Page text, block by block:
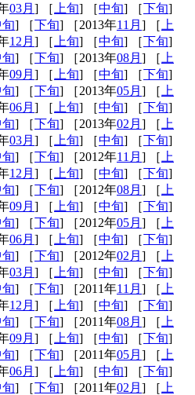
03月 ] ［ 上旬] ［中旬] ［下旬]
] ［下旬] ［2013年11月 ] ［ 上
12月 ] ［ 上旬] ［中旬] ［下旬]
] ［下旬] ［2013年08月 ] ［ 上
09月 ] ［ 上旬] ［中旬] ［下旬]
] ［下旬] ［2013年05月 ] ［ 上
06月 ] ［ 上旬] ［中旬] ［下旬]
] ［下旬] ［2013年02月 ] ［ 上
03月 ] ［ 上旬] ［中旬] ［下旬]
] ［下旬] ［2012年11月 ] ［ 上
12月 ] ［ 上旬] ［中旬] ［下旬]
] ［下旬] ［2012年08月 ] ［ 上
09月 ] ［ 上旬] ［中旬] ［下旬]
] ［下旬] ［2012年05月 ] ［ 上
06月 ] ［ 上旬] ［中旬] ［下旬]
] ［下旬] ［2012年02月 ] ［ 上
03月 ] ［ 上旬] ［中旬] ［下旬]
] ［下旬] ［2011年11月 ] ［ 上
12月 ] ［ 上旬] ［中旬] ［下旬]
] ［下旬] ［2011年08月 ] ［ 上
09月 ] ［ 上旬] ［中旬] ［下旬]
] ［下旬] ［2011年05月 ] ［ 上
06月 ] ［ 上旬] ［中旬] ［下旬]
] ［下旬] ［2011年02月 ] ［ 上